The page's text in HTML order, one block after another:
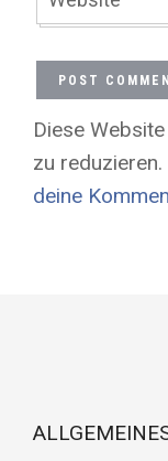
Diese
zu reduzieren.
deine